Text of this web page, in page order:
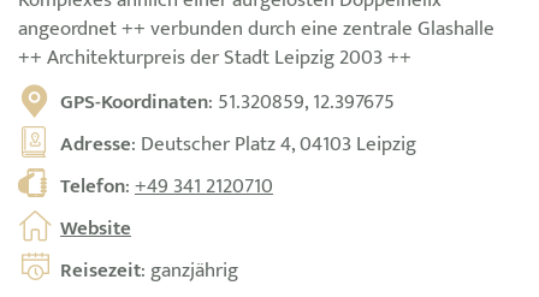
angeordnet ++ verbunden durch eine zentrale Glashalle
++ Architekturpreis der Stadt Leipzig 2003 ++
GPS-Koordinaten: 51.320859, 12.397675
Adresse: Deutscher Platz 4, 04103 Leipzig
Telefon:+49 341 2120710
Website
Reisezeit: ganzjährig